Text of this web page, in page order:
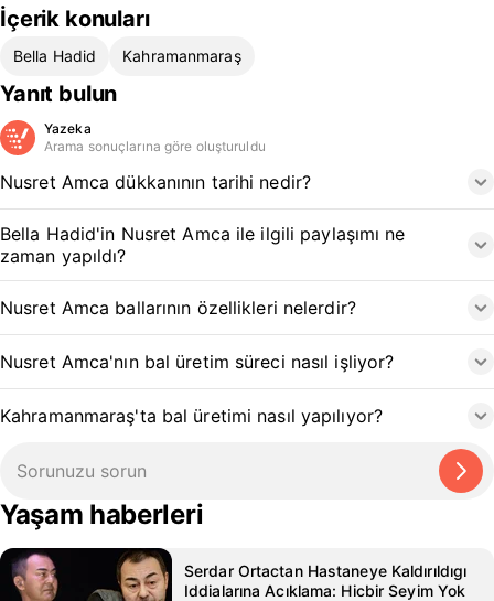
İçerik konuları
Bella Hadid Kahramanmaraş
Yanıt bulun
Yazeka
Arama sonuçlarına göre oluşturuldu
Nusret Amca dükkanının tarihi nedir?
Bella Hadid'in Nusret Amca ile ilgili paylaşımı ne
zaman yapıldı?
Nusret Amca ballarının özellikleri nelerdir?
Nusret Amca'nın bal üretim süreci nasıl işliyor?
Kahramanmaraş'ta bal üretimi nasıl yapılıyor?
Yaşam haberleri
Serdar Ortactan Hastaneye Kaldırıldıgı
Iddialarına Acıklama: Hicbir Seyim Yok